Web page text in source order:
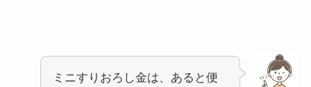
ミニすりおろし金は、あると便